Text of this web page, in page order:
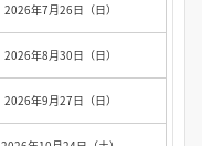
2026年7月26日（日）
2026年8月30日（日）
2026年9月27日（日）